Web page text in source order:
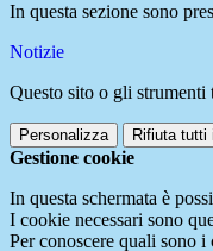
In questa sezione sono
Notizie
Questo sito o gli
Personalizza Rifiuta tutti
Gestione cookie
In questa schermata è
I cookie necessari sono
Per conoscere quali sono